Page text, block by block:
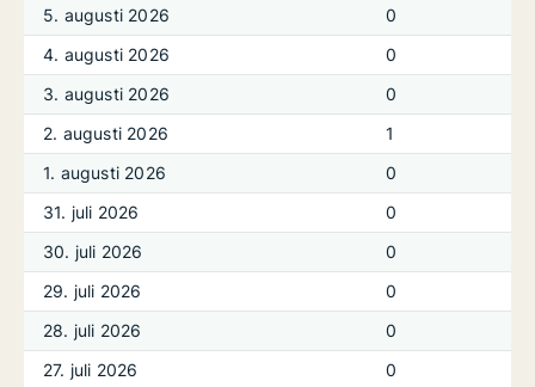
5. augusti 2026
0
4. augusti 2026
0
3. augusti 2026
0
2. augusti 2026
1
1. augusti 2026
0
31. juli 2026
0
30. juli 2026
0
29. juli 2026
0
28. juli 2026
0
27. juli 2026
0